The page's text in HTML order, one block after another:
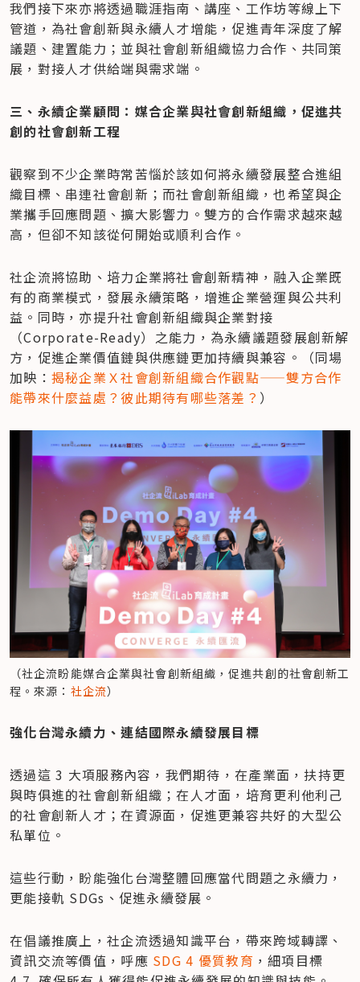
我們接下來亦將透過職涯指南、講座、工作坊等線上下
管道，為社會創新與永續人才增能，促進青年深度了解
議題、建置能力；並與社會創新組織協力合作、共同策
展，對接人才供給端與需求端。
三、永續企業顧問：媒合企業與社會創新組織，促進共
創的社會創新工程
觀察到不少企業時常苦惱於該如何將永續發展整合進組
織目標、串連社會創新；而社會創新組織，也希望與企
業攜手回應問題、擴大影響力。雙方的合作需求越來越
高，但卻不知該從何開始或順利合作。
社企流將協助、培力企業將社會創新精神，融入企業既
有的商業模式，發展永續策略，增進企業營運與公共利
益。同時，亦提升社會創新組織與企業對接
（Corporate-Ready）之能力，為永續議題發展創新解
方，促進企業價值鏈與供應鏈更加持續與兼容。（同場
加映： 揭秘企業Ｘ社會創新組織合作觀點——雙方合作
能帶來什麼益處？彼此期待有哪些落差？ ）
（社企流盼能媒合企業與社會創新組織，促進共創的社會創新工
程。來源： 社企流）
強化台灣永續力、連結國際永續發展目標
透過這 3 大項服務內容，我們期待，在產業面，扶持更
與時俱進的社會創新組織；在人才面，培育更利他利己
的社會創新人才；在資源面，促進更兼容共好的大型公
私單位。
這些行動，盼能強化台灣整體回應當代問題之永續力，
更能接軌 SDGs、促進永續發展。
在倡議推廣上，社企流透過知識平台，帶來跨域轉譯、
資訊交流等價值，呼應 SDG 4 優質教育 ，細項目標